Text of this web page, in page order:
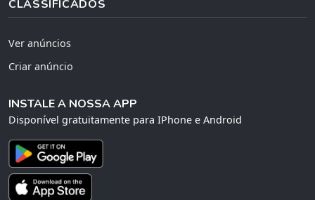
CLASSIFICADOS
Ver anúncios
Criar anúncio
INSTALE A NOSSA APP
Disponível gratuitamente para IPhone e Android